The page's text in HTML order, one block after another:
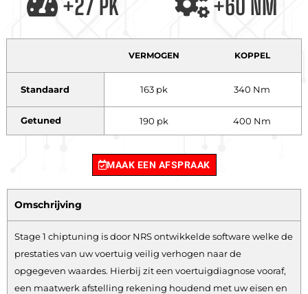
+27 PK +60 NM
VERMOGEN KOPPEL
Standaard 163 pk 340 Nm
Getuned 190 pk 400 Nm
MAAK EEN AFSPRAAK
Omschrijving
Stage 1 chiptuning is door NRS ontwikkelde software welke de
prestaties van uw voertuig veilig verhogen naar de
opgegeven waardes. Hierbij zit een voertuigdiagnose vooraf,
een maatwerk afstelling rekening houdend met uw eisen en